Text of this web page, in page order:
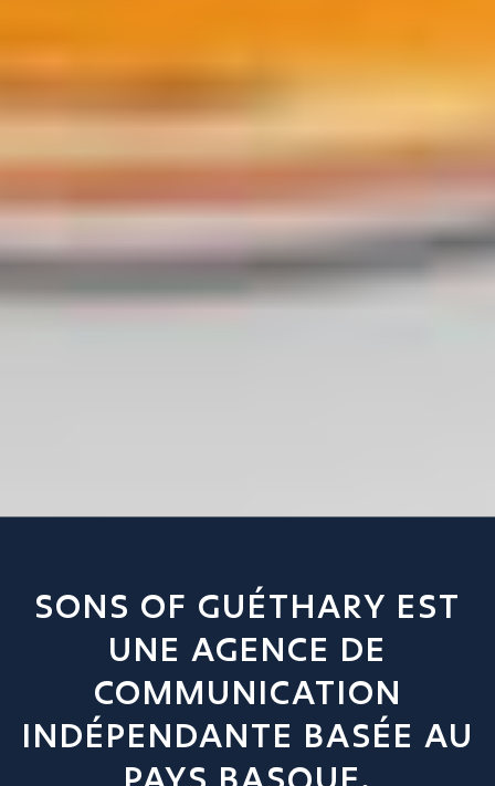
SONS OF GUÉTHARY EST
UNE AGENCE DE
COMMUNICATION
INDÉPENDANTE BASÉE AU
PAYS BASQUE.